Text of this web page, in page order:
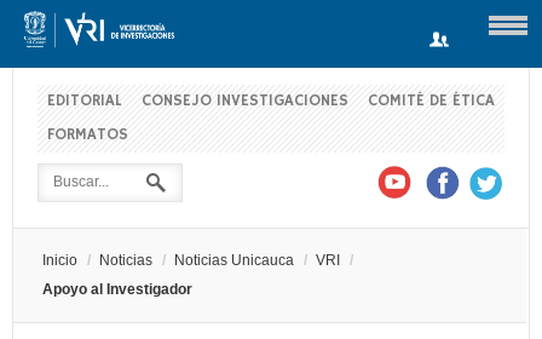
EDITORIAL CONSEJO INVESTIGACIONES
COMITÉ DE ÉTICA
FORMATOS
Inicio / Noticias / Noticias Unicauca / VRI
/
Apoyo al Investigador
Usuario